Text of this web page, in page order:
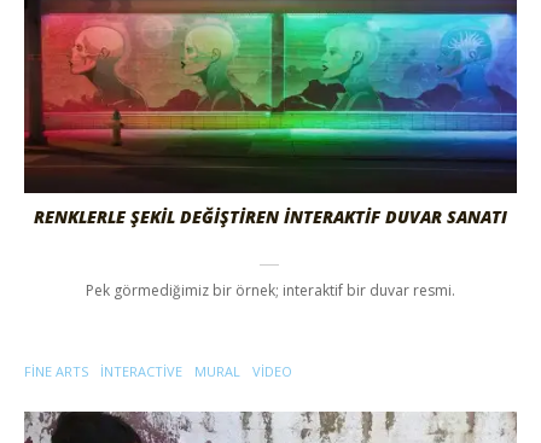
RENKLERLE ŞEKİL DEĞİŞTİREN İNTERAKTİF DUVAR SANATI
Pek görmediğimiz bir örnek; interaktif bir duvar resmi.
FINE ARTS INTERACTIVE MURAL VIDEO